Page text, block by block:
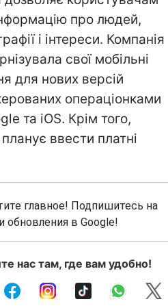
про людей,
і інтереси. Компанія
свої мобільні
для нових версій
операціонками
та iOS. Крім того,
ввести платні
главное! Подпишитесь на
обновления в Google!
нас там, где вам удобно!